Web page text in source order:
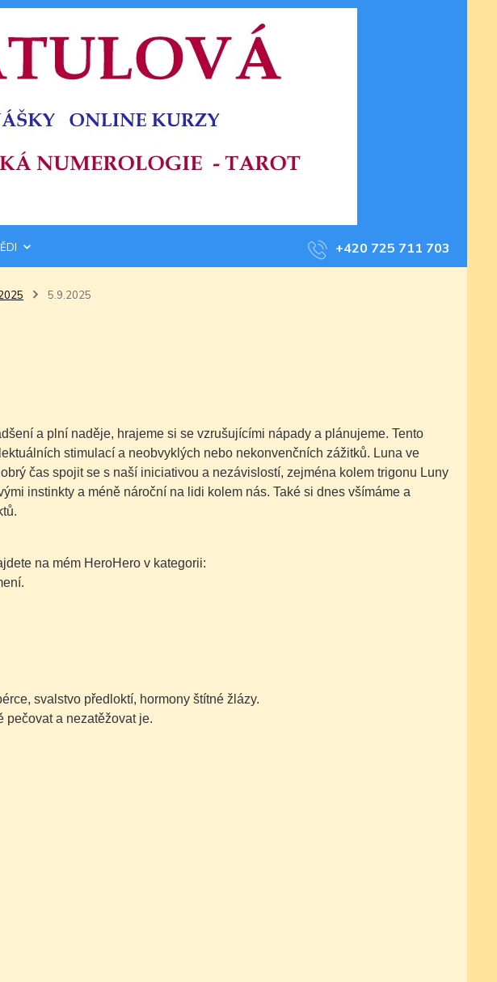
+420 725 711 703
5.9.2025
a plní naděje, hrajeme si se vzrušujícími nápady a plánujeme. Tento
stimulací a neobvyklých nebo nekonvenčních zážitků. Luna ve
čas spojit se s naší iniciativou a nezávislostí, zejména kolem trigonu Luny
instinkty a méně nároční na lidi kolem nás. Také si dnes všímáme a
na mém HeroHero v kategorii:
svalstvo předloktí, hormony štítné žlázy.
pečovat a nezatěžovat je.